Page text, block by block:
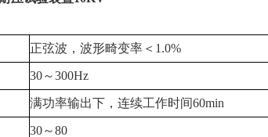
正弦波，波形畸变率＜1.0%
30～300Hz
满功率输出下，连续工作时间60min
30～80